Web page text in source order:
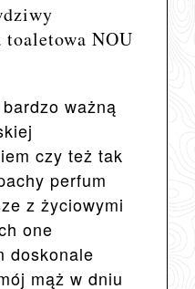
toaletowa NOU
ważną
czy też tak
perfum
z życiowymi
one
doskonale
mąż w dniu